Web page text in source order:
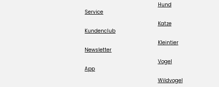
Service
Kundenclub
Newsletter
App
Hund
Katze
Kleintier
Vogel
Wildvogel